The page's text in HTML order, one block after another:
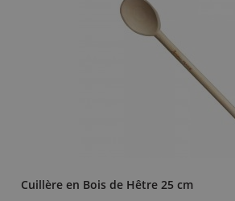
Cuillère en Bois de Hêtre 25 cm